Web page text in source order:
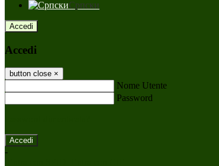
Српски
Accedi
Accedi
button close ×
Nome Utente
Password
-